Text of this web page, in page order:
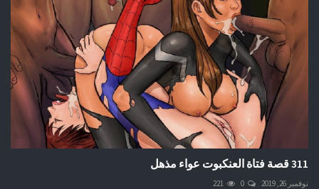
311 قصة فتاة العنكبوت عواء مذهل
نوفمبر 26, 2019 0
221